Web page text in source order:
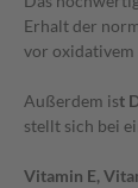
Erhalt der
vor oxidativem
Außerdem ist
stellt sich bei
Vitamin E,